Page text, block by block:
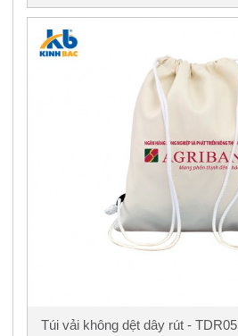
Túi vải không dệt dây rút - TDR05